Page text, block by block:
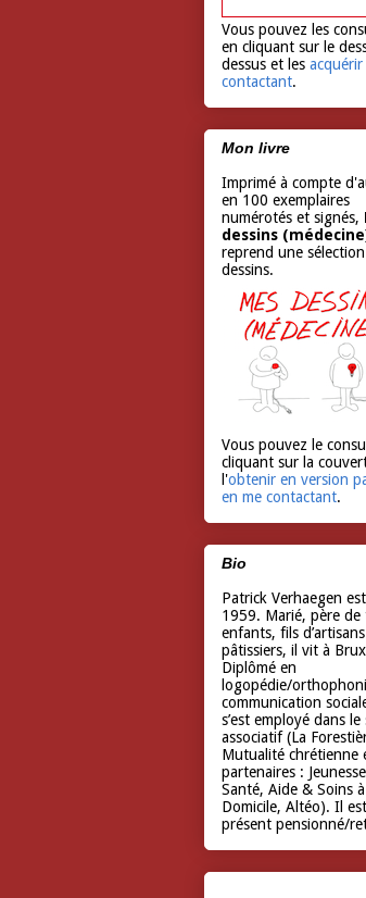
Vous pouvez les
en cliquant sur le
dessus et les acquérir
contactant.
Mon livre
Imprimé à compte
en 100 exemplaires
numérotés et signés,
dessins
reprend une
dessins.
Vous pouvez le
cliquant sur la
l'obtenir en version
en me contactant.
Bio
Patrick Verhaegen
1959. Marié, père de
enfants, fils d’artisans
pâtissiers, il vit à
Diplômé en
logopédie/
communication
s’est employé dans
associatif (La
Mutualité chrétienne
partenaires :
Santé, Aide & Soins à
Domicile, Altéo). Il
présent pensionné/